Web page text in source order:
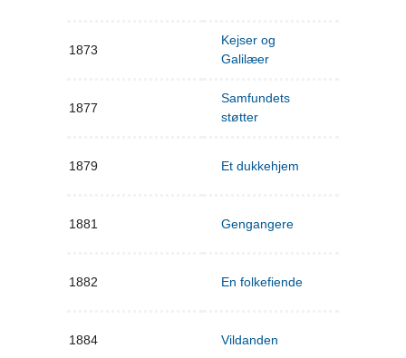
1873
Kejser og
Galilæer
1877
Samfundets
støtter
1879 Et dukkehjem
1881 Gengangere
1882 En folkefiende
1884 Vildanden